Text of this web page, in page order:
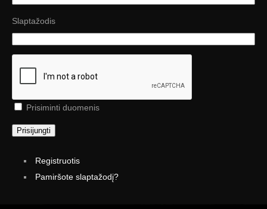
Slaptažodis
Prisiminti duomenis
Prisijungti
Registruotis
Pamiršote slaptažodį?